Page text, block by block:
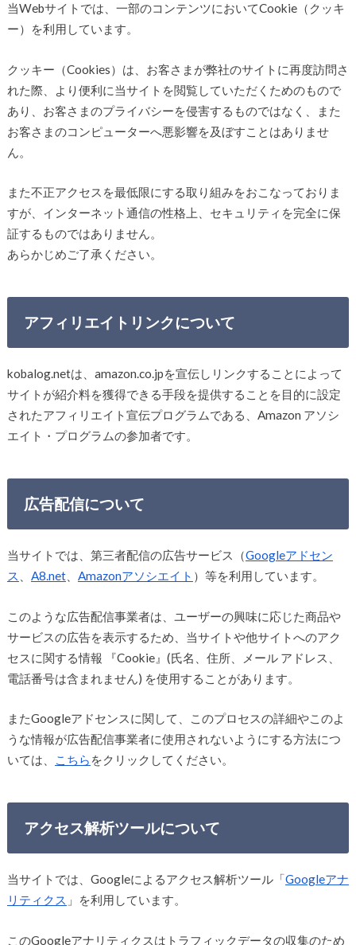
当Webサイトでは、一部のコンテンツにおいてCookie（クッキ
ー）を利用しています。
クッキー（Cookies）は、お客さまが弊社のサイトに再度訪問さ
れた際、より便利に当サイトを閲覧していただくためのもので
あり、お客さまのプライバシーを侵害するものではなく、また
お客さまのコンピューターへ悪影響を及ぼすことはありませ
ん。
また不正アクセスを最低限にする取り組みをおこなっておりま
すが、インターネット通信の性格上、セキュリティを完全に保
証するものではありません。
あらかじめご了承ください。
アフィリエイトリンクについて
kobalog.netは、amazon.co.jpを宣伝しリンクすることによって
サイトが紹介料を獲得できる手段を提供することを目的に設定
されたアフィリエイト宣伝プログラムである、Amazon アソシ
エイト・プログラムの参加者です。
広告配信について
当サイトでは、第三者配信の広告サービス（Googleアドセン
ス
A8.net、 Amazonアソシエイト ）等を利用しています。
このような広告配信事業者は、ユーザーの興味に応じた商品や
サービスの広告を表示するため、当サイトや他サイトへのアク
セスに関する情報 『Cookie』(氏名、住所、メール アドレス、
電話番号は含まれません) を使用することがあります。
またGoogleアドセンスに関して、このプロセスの詳細やこのよ
うな情報が広告配信事業者に使用されないようにする方法につ
いては、
こちら をクリックしてください。
アクセス解析ツールについて
当サイトでは、Googleによるアクセス解析ツール「Googleアナ
リティクス 」を利用しています。
このGoogleアナリティクスはトラフィックデータの収集のため